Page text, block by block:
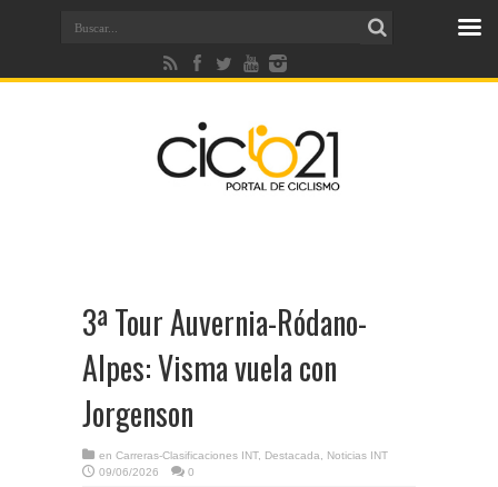
3ª Tour Auvernia-Ródano-
Alpes: Visma vuela con
Jorgenson
en Carreras-Clasificaciones INT, Destacada
Noticias INT
09/06/2026
0